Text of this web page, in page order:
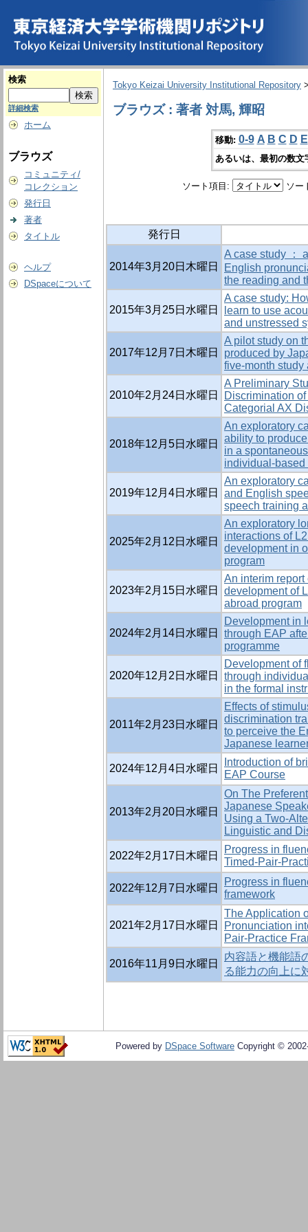
検索
詳細検索
ホーム
ブラウズ
コミュニティ/
コレクション
発行日
著者
タイトル
ヘルプ
DSpaceについて
Tokyo Keizai University Institutional Repository
ブラウズ : 著者 対馬, 輝昭
移動: 0-9 A B C D E
あるいは、最初の数
ソート項目: ソー
発行日
2014年3月20日木曜日
A case study ：
English
the reading and
2015年3月25日水曜日
A case study:
learn to use
and unstressed
2017年12月7日木曜日
A pilot study on
produced by
five-month study
2010年2月24日水曜日
A Preliminary
Discrimination
Categorial AX
2018年12月5日水曜日
An exploratory
ability to
in a
individual-
2019年12月4日水曜日
An exploratory
and English
speech training
2025年2月12日水曜日
An exploratory
interactions of
development in
program
2023年2月15日水曜日
An interim
development of
abroad program
2024年2月14日水曜日
Development in
through EAP
programme
2020年12月2日水曜日
Development of
through
in the formal
2011年2月23日水曜日
Effects of
discrimination
to perceive the
Japanese
2024年12月4日水曜日
Introduction of
EAP Course
2013年2月20日水曜日
On The
Japanese
Using a Two-
Linguistic and
2022年2月17日木曜日
Progress in
Timed-Pair-
2022年12月7日水曜日
Progress in
framework
2021年2月17日水曜日
The Application
Pronunciation
Pair-Practice
2016年11月9日水曜日
内容語と機能語
る能力の向上に
Powered by DSpace Software Copyright ©